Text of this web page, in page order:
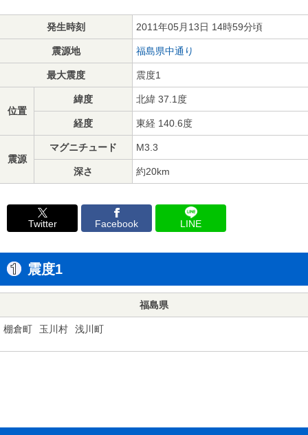
発生時刻 2011年05月13日 14時59分頃
震源地 福島県中通り
最大震度 震度1
位置
緯度 北緯 37.1度
経度 東経 140.6度
震源
マグニチュード M3.3
深さ 約20km
Twitter Facebook LINE
震度1
福島県
棚倉町 玉川村 浅川町